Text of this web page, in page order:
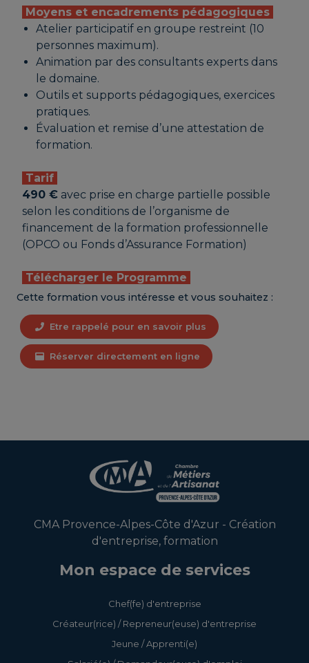
Moyens et encadrements pédagogiques
Atelier participatif en groupe restreint (10
personnes maximum).
Animation par des consultants experts dans
le domaine.
Outils et supports pédagogiques, exercices
pratiques.
Évaluation et remise d’une attestation de
formation.
Tarif
490 € avec prise en charge partielle possible
selon les conditions de l’organisme de
financement de la formation professionnelle
(OPCO ou Fonds d’Assurance Formation)
Télécharger le Programme
Cette formation vous intéresse et vous souhaitez :
Etre rappelé pour en savoir plus
Réserver directement en ligne
CMA Provence-Alpes-Côte d'Azur - Création
d'entreprise, formation
Mon espace de services
Chef(fe) d'entreprise
Créateur(rice) / Repreneur(euse) d'entreprise
Jeune / Apprenti(e)